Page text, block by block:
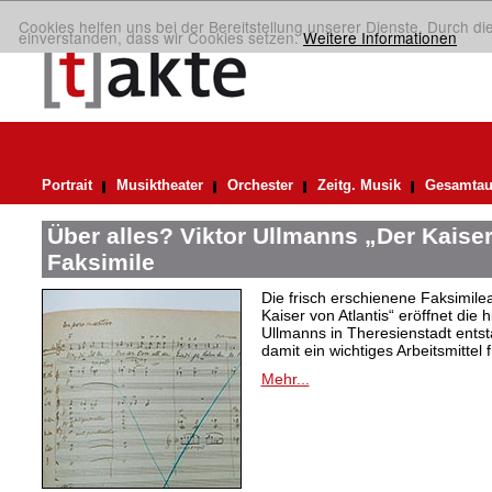
Cookies helfen uns bei der Bereitstellung unserer Dienste. Durch
einverstanden, dass wir Cookies setzen.Weitere Informationen
Portrait Musiktheater Orchester Zeitg. Musik
Über alles? Viktor Ullmanns „Der
Faksimile
Die frisch erschienene
Kaiser von Atlantis“ eröffnet die
Ullmanns in Theresienstadt
damit ein wichtiges Arbeitsmittel
Mehr...